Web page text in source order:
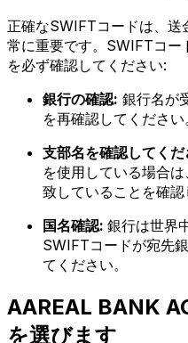
正確なSWIFTコードは、送
常に重要です。SWIFTコー
を必ず確認してください:
銀行の確認: 銀行名が
を再確認してください
支部名を確認してくだ
を使用している場合
致していることを確認
国名確認: 銀行は世界
SWIFTコードが宛先
てください。
AAREAL BANK
を選びます